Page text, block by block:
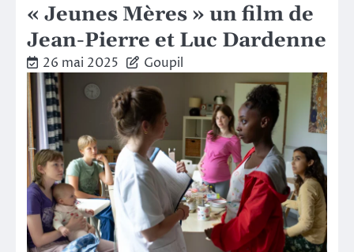
« Jeunes Mères » un film de
Jean-Pierre et Luc Dardenne
26 mai 2025 Goupil